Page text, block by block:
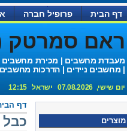
דף הבית פרופיל חברה
ראם סמרטק
מעבדת מחשבים | מכירת מחשבים
| מחשבים ניידים | הדרכות
יום שישי, 07.08.2026 ישראל 12:15
דף
כבל מוצרים